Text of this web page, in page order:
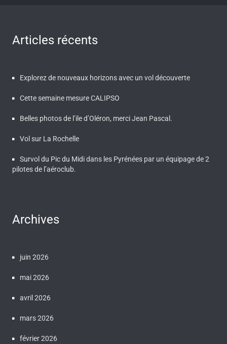
Articles récents
Explorez de nouveaux horizons avec un vol découverte
Cette semaine mesure CALIPSO
Belles photos de l’ile d’Oléron, merci Jean Pascal.
Vol sur La Rochelle
Survol du Pic du Midi dans les Pyrénées par un équipage de 2
pilotes de l’aéroclub.
Archives
juin 2026
mai 2026
avril 2026
mars 2026
février 2026